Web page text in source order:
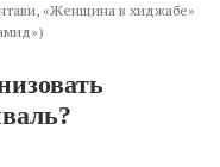
«Женщина в хиджабе»